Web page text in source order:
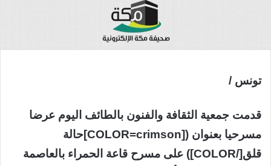
تونس /
قدمت جمعية الثقافة والفنون بالطائف اليوم عرضا
مسرحيا بعنوان ([COLOR=crimson]حالة
قلق[/COLOR]) على مسرح قاعة الحمراء بالعاصمة